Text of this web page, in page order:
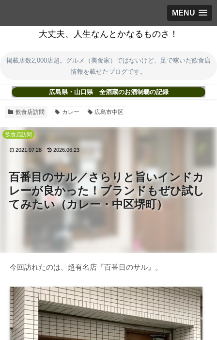
MENU
大丈夫、人生なんとかなるものさ！
掲載店数2,000店超。グルメ（美食家）ではないけど、足で稼いだ飲食店
情報を載せたブログです。
広島県・山口県 全酒蔵のお酒制覇の記録
飲食店訪問 カレー 広島市中区
百番目のサル／さらりと旨いインドカ
レーが良かった！ブランドもぜひ試し
てみたい（カレー・中区堺町）
飲食店訪問
2021.07.28 2026.06.23
今回訪れたのは、超有名店『百番目のサル』。